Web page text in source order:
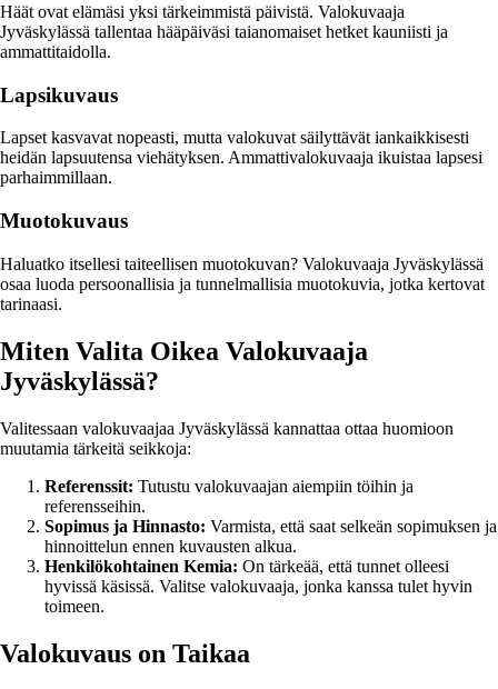
Häät ovat elämäsi yksi tärkeimmistä päivistä. Valokuvaaja
Jyväskylässä tallentaa hääpäiväsi taianomaiset hetket kauniisti ja
ammattitaidolla.
Lapsikuvaus
Lapset kasvavat nopeasti, mutta valokuvat säilyttävät iankaikkisesti
heidän lapsuutensa viehätyksen. Ammattivalokuvaaja ikuistaa lapsesi
parhaimmillaan.
Muotokuvaus
Haluatko itsellesi taiteellisen muotokuvan? Valokuvaaja Jyväskylässä
osaa luoda persoonallisia ja tunnelmallisia muotokuvia, jotka kertovat
tarinaasi.
Miten Valita Oikea Valokuvaaja
Jyväskylässä?
Valitessaan valokuvaajaa Jyväskylässä kannattaa ottaa huomioon
muutamia tärkeitä seikkoja:
Referenssit: Tutustu valokuvaajan aiempiin töihin ja
referensseihin.
Sopimus ja Hinnasto: Varmista, että saat selkeän sopimuksen ja
hinnoittelun ennen kuvausten alkua.
Henkilökohtainen Kemia: On tärkeää, että tunnet olleesi
hyvissä käsissä. Valitse valokuvaaja, jonka kanssa tulet hyvin
toimeen.
Valokuvaus on Taikaa